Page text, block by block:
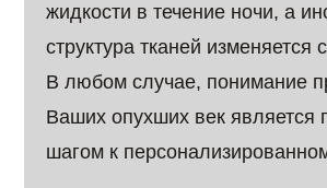
жидкости в течение ночи, а
структура тканей изменяется
В любом случае, понимание
Ваших опухших век является
шагом к